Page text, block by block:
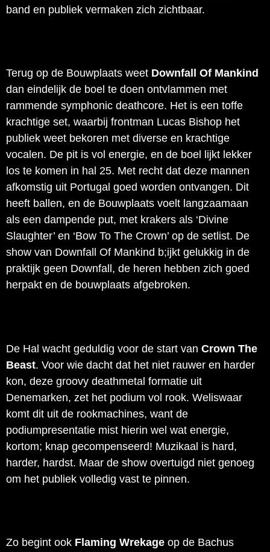
band en publiek vermaken zich zichtbaar.
Terug op de Bouwplaats weet Downfall Of Mankind
dan eindelijk de boel te doen ontvlammen met
rammende symphonic deathcore. Het is een toffe
krachtige set, waarbij frontman Lucas Bishop het
publiek weet bekoren met diverse en krachtige
vocalen. De pit is vol energie, en de boel lijkt lekker
los te komen in hal 25. Met recht dat deze mannen
afkomstig uit Portugal goed worden ontvangen. Dit
heeft ballen, en de Bouwplaats voelt langzaamaan
als een dampende put, met krakers als ‘Divine
Slaughter’ en ‘Bow To The Crown’ op de setlist. De
show van Downfall Of Mankind b;ijkt gelukkig in de
praktijk geen Downfall, de heren hebben zich goed
herpakt en de bouwplaats afgebroken.
De Hal wacht geduldig voor de start van Crown The
Beast. Voor wie dacht dat het niet rauwer en harder
kon, deze groovy deathmetal formatie uit
Denemarken, zet het podium vol rook. Weliswaar
komt dit uit de rookmachines, want de
podiumpresentatie mist hierin wel wat energie,
kortom; knap gecompenseerd! Muzikaal is hard,
harder, hardst. Maar de show overtuigd niet genoeg
om het publiek volledig vast te pinnen.
Zo begint ook Flaming Wrekage op de Bachus